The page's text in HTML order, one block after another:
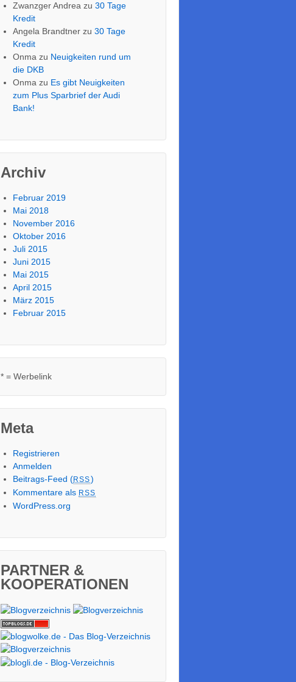
Zwanzger Andrea zu30 Tage
Kredit
Angela Brandtner zu30 Tage
Kredit
Onma zu Neuigkeiten rund um
die DKB
Onma zu Es gibt Neuigkeiten
zum Plus Sparbrief der Audi
Bank!
Archiv
Februar 2019
Mai 2018
November 2016
Oktober 2016
Juli 2015
Juni 2015
Mai 2015
April 2015
März 2015
Februar 2015
* = Werbelink
Meta
Registrieren
Anmelden
Beitrags-Feed (RSS)
Kommentare als RSS
WordPress.org
PARTNER &
KOOPERATIONEN